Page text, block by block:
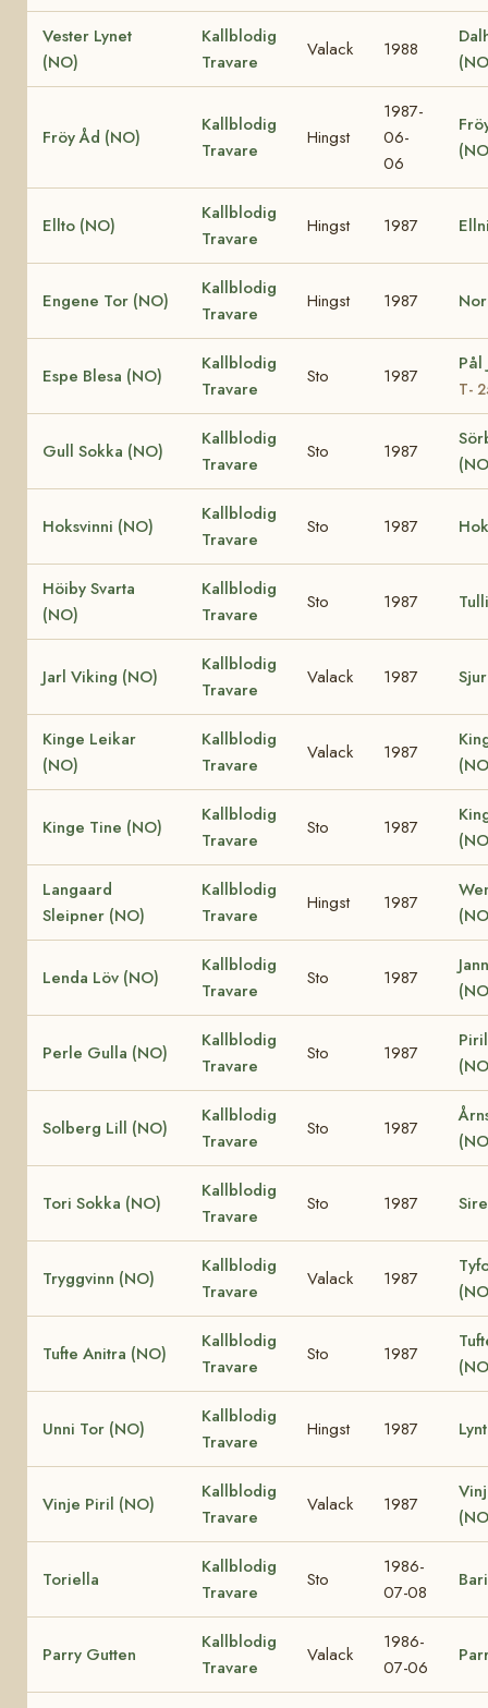
Vester Lynet
(NO)
Kallblodig
Travare
Valack 1988
Fröy Åd (NO)
Kallblodig
Travare
Hingst
1987-
06-
06
Ellto (NO)
Kallblodig
Travare
Hingst 1987
Engene Tor (NO)
Kallblodig
Travare
Hingst 1987
Espe Blesa (NO)
Kallblodig
Travare
Sto 1987
Pål
T-
Gull Sokka (NO)
Kallblodig
Travare
Sto 1987
Hoksvinni (NO)
Kallblodig
Travare
Sto 1987
Höiby Svarta
(NO)
Kallblodig
Travare
Sto 1987
Jarl Viking (NO)
Kallblodig
Travare
Valack 1987
Kinge Leikar
(NO)
Kallblodig
Travare
Valack 1987
Kinge Tine (NO)
Kallblodig
Travare
Sto 1987
Langaard
Sleipner (NO)
Kallblodig
Travare
Hingst 1987
Lenda Löv (NO)
Kallblodig
Travare
Sto 1987
Perle Gulla (NO)
Kallblodig
Travare
Sto 1987
Solberg Lill (NO)
Kallblodig
Travare
Sto 1987
Tori Sokka (NO)
Kallblodig
Travare
Sto 1987
Tryggvinn (NO)
Kallblodig
Travare
Valack 1987
Tufte Anitra (NO)
Kallblodig
Travare
Sto 1987
Unni Tor (NO)
Kallblodig
Travare
Hingst 1987
Vinje Piril (NO)
Kallblodig
Travare
Valack 1987
Toriella
Kallblodig
Travare
Sto
1986-
07-08
Parry Gutten
Kallblodig
Travare
Valack
1986-
07-06